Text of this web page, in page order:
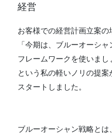
経営
お客様での経営計画立案の
「今期は、ブルーオーシャ
フレームワークを使いまし
という私の軽いノリの提案
スタートしました。
ブルーオーシャン戦略とは、